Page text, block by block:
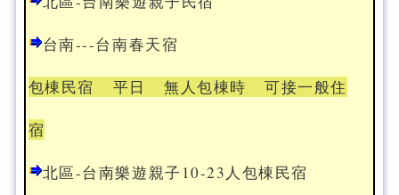
台南---台南春天宿
包棟民宿 平日 無人包棟時 可接一般住
宿
北區-台南樂遊親子10-23人包棟民宿